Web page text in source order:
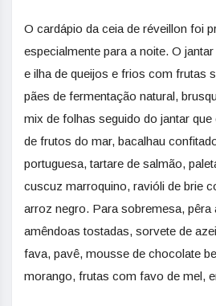
O cardápio da ceia de réveillon foi
especialmente para a noite. O
e ilha de queijos e frios com frutas
pães de fermentação natural,
mix de folhas seguido do jantar
de frutos do mar, bacalhau
portuguesa, tartare de salmão,
cuscuz marroquino, ravióli de brie
arroz negro. Para sobremesa, pêra
amêndoas tostadas, sorvete de
fava, pavê, mousse de chocolate
morango, frutas com favo de mel,